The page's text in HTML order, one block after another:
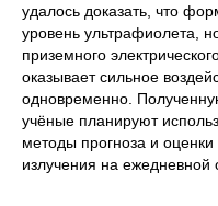
удалось доказать, что
уровень ультрафиолета,
приземного
оказывает сильное
одновременно.
учёные планируют
методы прогноза и
излучения на ежедневной